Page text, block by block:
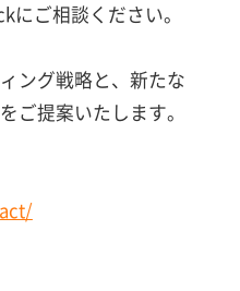
にご相談ください。
ング戦略と、新たな
ご提案いたします。